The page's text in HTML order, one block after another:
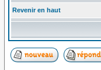
Revenir en haut